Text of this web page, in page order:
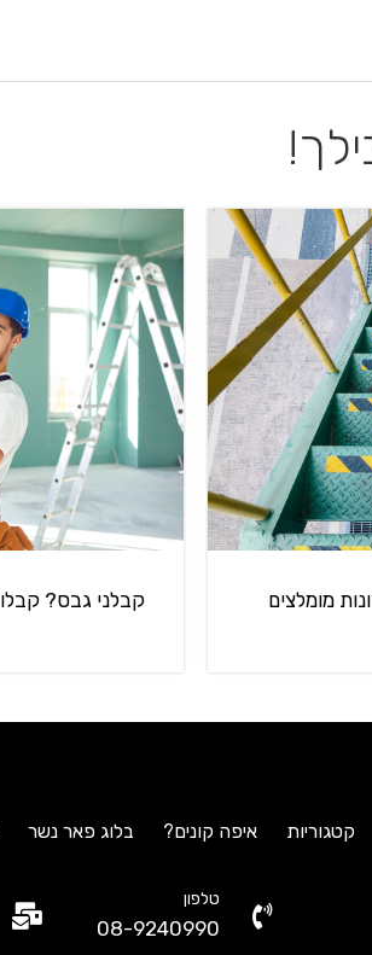
מומלצים קבלני גבס? קבלו 7 כלים לגבס שמשדרגים כל פרויקט!
קטגוריות איפה קונים? בלוג פאר נשר
טלפון
08-9240990